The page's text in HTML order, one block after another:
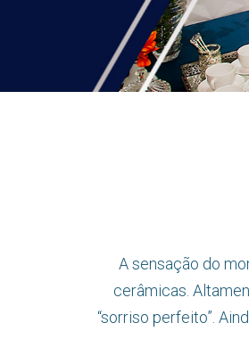
A sensação do
cerâmicas.
“sorriso perfeito”.